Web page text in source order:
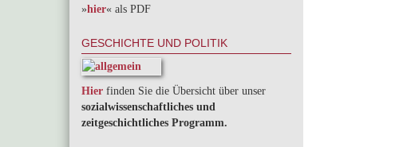
»hier« als PDF
GESCHICHTE UND POLITIK
Hier finden Sie die Übersicht über unser
sozialwissenschaftliches und
zeitgeschichtliches Programm.